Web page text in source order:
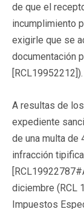
de que el
incumplimiento
exigirle que se
documentación
[RCL19952212]).
A resultas de
expediente
de una multa de
infracción
diciembre (RCL
Impuestos